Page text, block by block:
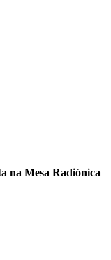
na Mesa Radiónica